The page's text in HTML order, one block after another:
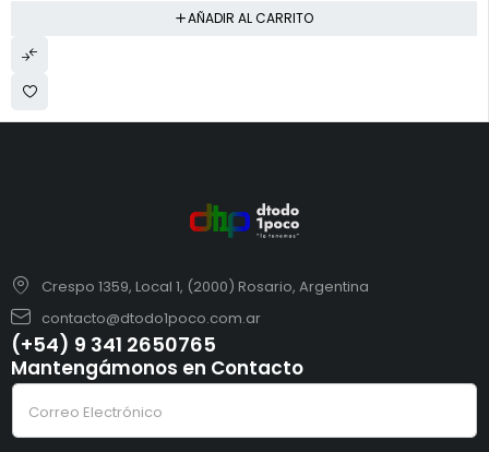
AÑADIR AL CARRITO
Crespo 1359, Local 1, (2000) Rosario, Argentina
contacto@dtodo1poco.com.ar
(+54) 9 341 2650765
Mantengámonos en Contacto
*
*
o
C